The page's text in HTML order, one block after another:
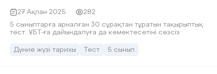
27 Ақпан 2025
282
5 сыныптарға арналған 30 сұрақтан тұратын тақырыптық
тест. ҰБТ-ға дайындалуға да көмектесетіні сөзсіз
Дүние жүзі тарихы Тест 5 сынып